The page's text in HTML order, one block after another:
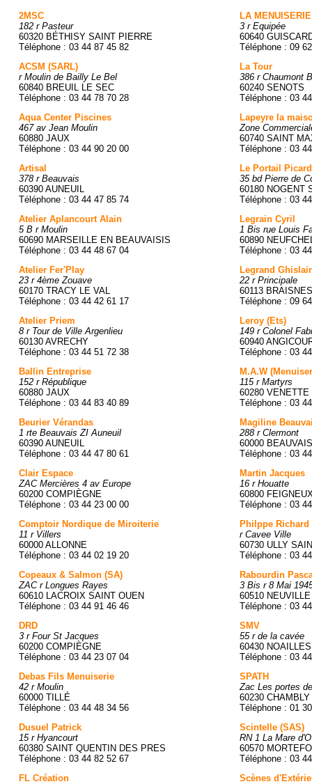
2MSC
182 r Pasteur
60320 BÉTHISY SAINT PIERRE
Téléphone : 03 44 87 45 82
ACSM (SARL)
r Moulin de Bailly Le Bel
60840 BREUIL LE SEC
Téléphone : 03 44 78 70 28
Aqua Center Piscines
467 av Jean Moulin
60880 JAUX
Téléphone : 03 44 90 20 00
Artisal
378 r Beauvais
60390 AUNEUIL
Téléphone : 03 44 47 85 74
Atelier Aplancourt Alain
5 B r Moulin
60690 MARSEILLE EN BEAUVAISIS
Téléphone : 03 44 48 67 04
Atelier Fer'Play
23 r 4ème Zouave
60170 TRACY LE VAL
Téléphone : 03 44 42 61 17
Atelier Priem
8 r Tour de Ville Argenlieu
60130 AVRECHY
Téléphone : 03 44 51 72 38
Ballin Entreprise
152 r République
60880 JAUX
Téléphone : 03 44 83 40 89
Beurier Vérandas
1 rte Beauvais ZI Auneuil
60390 AUNEUIL
Téléphone : 03 44 47 80 61
Clair Espace
ZAC Mercières 4 av Europe
60200 COMPIÈGNE
Téléphone : 03 44 23 00 00
Comptoir Nordique de Miroiterie
11 r Villers
60000 ALLONNE
Téléphone : 03 44 02 19 20
Copeaux & Salmon (SA)
ZAC r Longues Rayes
60610 LACROIX SAINT OUEN
Téléphone : 03 44 91 46 46
DRD
3 r Four St Jacques
60200 COMPIÈGNE
Téléphone : 03 44 23 07 04
Debas Fils Menuiserie
42 r Moulin
60000 TILLÉ
Téléphone : 03 44 48 34 56
Dusuel Patrick
15 r Hyancourt
60380 SAINT QUENTIN DES PRES
Téléphone : 03 44 82 52 67
FL Création
LA
3 r Equipée
60640
Téléphone : 09
La Tour
386 r Chaumont
60240 SENOTS
Téléphone : 03
Lapeyre la
Zone
60740 SAINT
Téléphone : 03
Le Portail Picard
35 bd Pierre de
60180 NOGENT
Téléphone : 03
Legrain Cyril
1 Bis rue Louis
60890
Téléphone : 03
Legrand
22 r Principale
60113 BRAISNES
Téléphone : 09
Leroy (Ets)
149 r Colonel
60940
Téléphone : 03
M.A.W
115 r Martyrs
60280 VENETTE
Téléphone : 03
Magiline
288 r Clermont
60000 BEAUVAIS
Téléphone : 03
Martin Jacques
16 r Houatte
60800
Téléphone : 03
Philppe Richard
r Cavee Ville
60730 ULLY
Téléphone : 03
Rabourdin
3 Bis r 8 Mai
60510
Téléphone : 03
SMV
55 r de la cavée
60430 NOAILLES
Téléphone : 03
SPATH
Zac Les portes
60230 CHAMBLY
Téléphone : 01
Scintelle (SAS)
RN 1 La Mare
60570
Téléphone : 03
Scènes